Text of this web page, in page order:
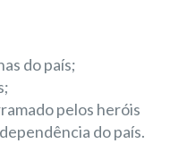
do país;
pelos heróis
do país.